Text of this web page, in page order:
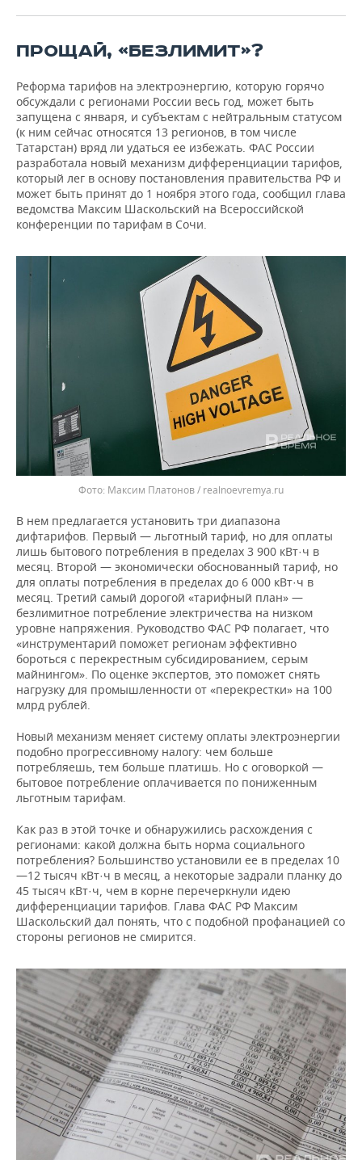
ПРОЩАЙ, «БЕЗЛИМИТ»?
Реформа тарифов на электроэнергию, которую горячо
обсуждали с регионами России весь год, может быть
запущена с января, и субъектам с нейтральным статусом
(к ним сейчас относятся 13 регионов, в том числе
Татарстан) вряд ли удаться ее избежать. ФАС России
разработала новый механизм дифференциации тарифов,
который лег в основу постановления правительства РФ и
может быть принят до 1 ноября этого года, сообщил глава
ведомства Максим Шаскольский на Всероссийской
конференции по тарифам в Сочи.
Максим Платонов / realnoevremya.ru
В нем предлагается установить три диапазона
дифтарифов. Первый — льготный тариф, но для оплаты
лишь бытового потребления в пределах 3 900 кВт·ч в
месяц. Второй — экономически обоснованный тариф, но
для оплаты потребления в пределах до 6 000 кВт·ч в
месяц. Третий самый дорогой «тарифный план» —
безлимитное потребление электричества на низком
уровне напряжения. Руководство ФАС РФ полагает, что
«инструментарий поможет регионам эффективно
бороться с перекрестным субсидированием, серым
майнингом». По оценке экспертов, это поможет снять
нагрузку для промышленности от «перекрестки» на 100
млрд рублей.
Новый механизм меняет систему оплаты электроэнергии
подобно прогрессивному налогу: чем больше
потребляешь, тем больше платишь. Но с оговоркой —
бытовое потребление оплачивается по пониженным
льготным тарифам.
Как раз в этой точке и обнаружились расхождения с
регионами: какой должна быть норма социального
потребления? Большинство установили ее в пределах 10
—12 тысяч кВт·ч в месяц, а некоторые задрали планку до
45 тысяч кВт·ч, чем в корне перечеркнули идею
дифференциации тарифов. Глава ФАС РФ Максим
Шаскольский дал понять, что с подобной профанацией со
стороны регионов не смирится.